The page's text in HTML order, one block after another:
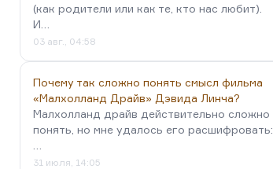
(как родители или как те, кто нас любит).
И…
03 авг., 04:58
Почему так сложно понять смысл фильма
«Малхолланд Драйв» Дэвида Линча?
Малхолланд драйв действительно сложно
понять, но мне удалось его расшифровать:
31 июля, 14:05